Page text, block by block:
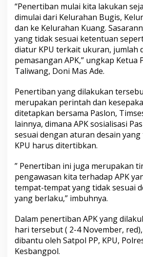
“Penertiban mulai kita lakukan
dimulai dari Kelurahan Bugis,
dan ke Kelurahan Kuang.
yang tidak sesuai ketentuan
diatur KPU terkait ukuran, jumlah
pemasangan APK,” ungkap Ketua
Taliwang, Doni Mas Ade.
Penertiban yang dilakukan
merupakan perintah dan
ditetapkan bersama Paslon,
lainnya, dimana APK sosialisasi
sesuai dengan aturan desain
KPU harus ditertibkan.
” Penertiban ini juga merupakan
pengawasan kita terhadap APK
tempat-tempat yang tidak sesuai
yang berlaku,” imbuhnya.
Dalam penertiban APK yang
hari tersebut ( 2-4 November,
dibantu oleh Satpol PP, KPU,
Kesbangpol.